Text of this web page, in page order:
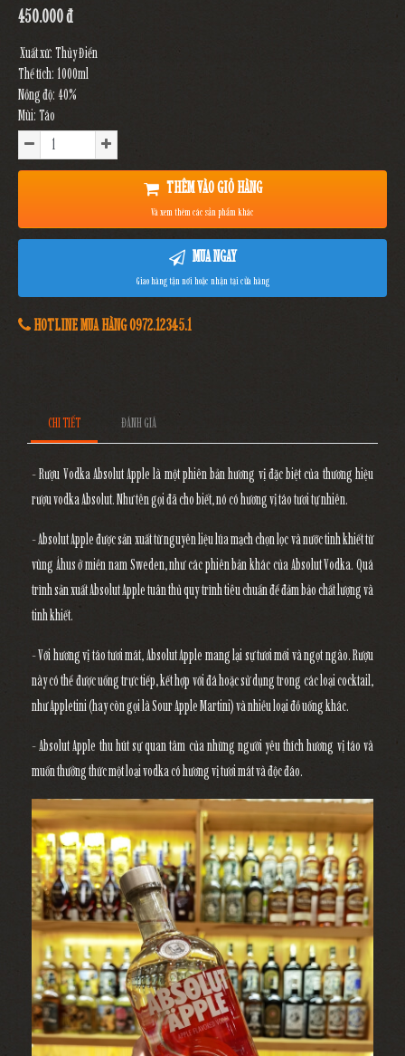
450.000 đ
Xuất xứ: Thủy Điển
Thể tích: 1000ml
Nồng độ: 40%
Mùi: Táo
THÊM VÀO GIỎ HÀNG
Và xem thêm các sản phẩm khác
MUA NGAY
Giao hàng tận nơi hoặc nhận tại cửa hàng
HOTLINE MUA HÀNG 0972.12345.1
CHI TIẾT ĐÁNH GIÁ
- Rượu Vodka Absolut Apple là một phiên bản hương vị đặc biệt của thương hiệu
rượu vodka Absolut. Như tên gọi đã cho biết, nó có hương vị táo tươi tự nhiên.
- Absolut Apple được sản xuất từ nguyên liệu lúa mạch chọn lọc và nước tinh khiết từ
vùng Åhus ở miền nam Sweden, như các phiên bản khác của Absolut Vodka. Quá
trình sản xuất Absolut Apple tuân thủ quy trình tiêu chuẩn để đảm bảo chất lượng và
tinh khiết.
- Với hương vị táo tươi mát, Absolut Apple mang lại sự tươi mới và ngọt ngào. Rượu
này có thể được uống trực tiếp, kết hợp với đá hoặc sử dụng trong các loại cocktail,
như Appletini (hay còn gọi là Sour Apple Martini) và nhiều loại đồ uống khác.
- Absolut Apple thu hút sự quan tâm của những người yêu thích hương vị táo và
muốn thưởng thức một loại vodka có hương vị tươi mát và độc đáo.